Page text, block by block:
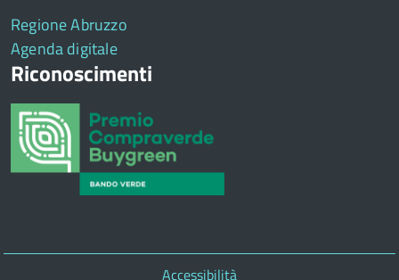
Regione Abruzzo
Agenda digitale
Riconoscimenti
Piè Accessibilità